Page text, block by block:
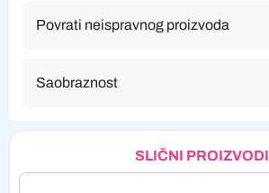
Povrati neispravnog proizvoda
Saobraznost
SLIČNI PROIZVODI